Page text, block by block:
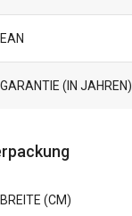
EAN
GARANTIE (IN JAHREN)
BREITE (CM)